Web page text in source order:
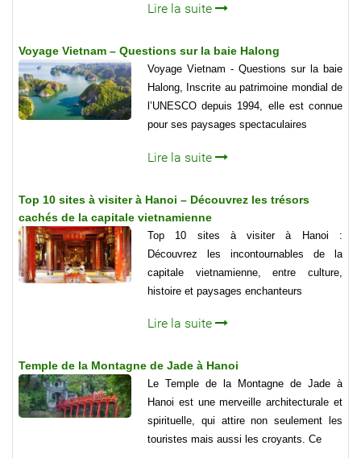
Lire la suite
Voyage Vietnam – Questions sur la baie Halong
Voyage Vietnam - Questions sur la baie
Halong, Inscrite au patrimoine mondial de
l’UNESCO depuis 1994, elle est connue
pour ses paysages spectaculaires
Lire la suite
Top 10 sites à visiter à Hanoi – Découvrez les trésors
cachés de la capitale vietnamienne
Top 10 sites à visiter à Hanoi :
Découvrez les incontournables de la
capitale vietnamienne, entre culture,
histoire et paysages enchanteurs
Lire la suite
Temple de la Montagne de Jade à Hanoi
Le Temple de la Montagne de Jade à
Hanoi est une merveille architecturale et
spirituelle, qui attire non seulement les
touristes mais aussi les croyants. Ce